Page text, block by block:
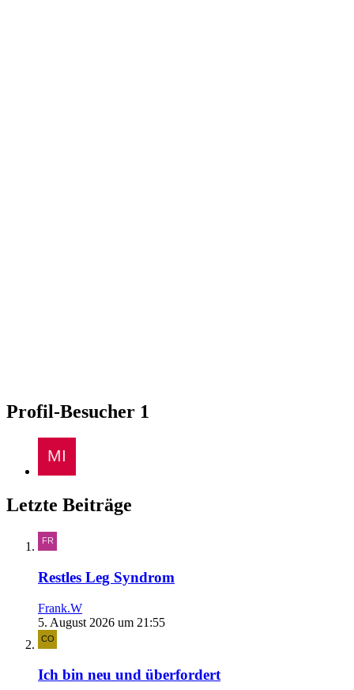
Profil-Besucher 1
Letzte Beiträge
Restles Leg Syndrom
Frank.W
5. August 2026 um 21:55
Ich bin neu und überfordert